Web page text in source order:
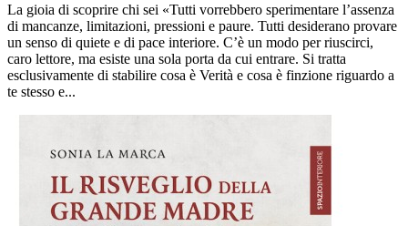
La gioia di scoprire chi sei «Tutti vorrebbero sperimentare l’assenza
di mancanze, limitazioni, pressioni e paure. Tutti desiderano provare
un senso di quiete e di pace interiore. C’è un modo per riuscirci,
caro lettore, ma esiste una sola porta da cui entrare. Si tratta
esclusivamente di stabilire cosa è Verità e cosa è finzione riguardo a
te stesso e...